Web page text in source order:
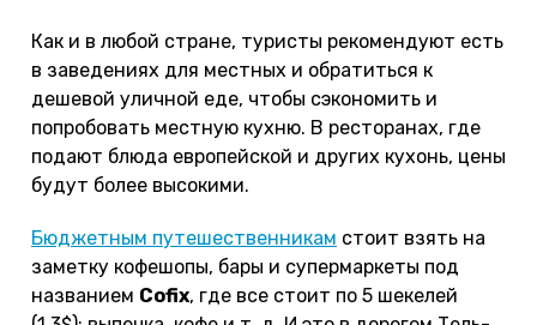
Как и в любой стране, туристы рекомендуют есть
в заведениях для местных и обратиться к
дешевой уличной еде, чтобы сэкономить и
попробовать местную кухню. В ресторанах, где
подают блюда европейской и других кухонь, цены
будут более высокими.
Бюджетным путешественникам стоит взять на
заметку кофешопы, бары и супермаркеты под
названием Cofix, где все стоит по 5 шекелей